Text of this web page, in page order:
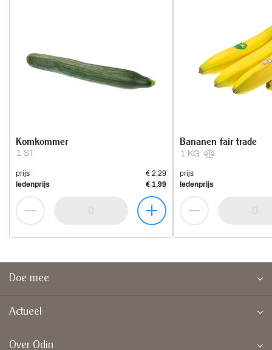
1 ST
Komkommer
prijs
€ 2,29
ledenprijs
€ 1,99
1 KG
Bananen fair trade
prijs
ledenprijs
Doe mee
Actueel
Over Odin